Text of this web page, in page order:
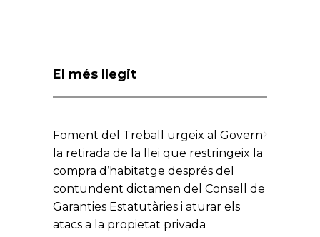
El més llegit
Foment del Treball urgeix al Govern
la retirada de la llei que restringeix la
compra d’habitatge després del
contundent dictamen del Consell de
Garanties Estatutàries i aturar els
atacs a la propietat privada